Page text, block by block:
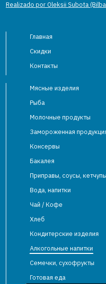
Realizado por Oleksii Subota
Главная
Скидки
Контакты
Мясные изделия
Рыба
Молочные продукты
Замороженная
Консервы
Бакалея
Приправы, соусы,
Вода, напитки
Чай / Кофе
Хлеб
Кондитерские изделия
Алкогольные напитки
Семечки, сухофрукты
Готовая еда